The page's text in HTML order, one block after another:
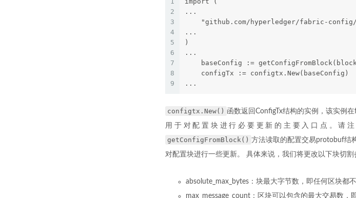
2
3
4
5
6
7
8
9
...
"github.com/hyperledger/fabric-
...
)
...
baseConfig :=
    configTx := configtx.New(baseConfig)
...
configtx.New() 函数返回ConfigTx结构的实例，该实例
用于对配置块进行必要更新的主要入口点。请
getConfigFromBlock() 方法读取的配置交易protobuf结
对配置块进行一些更新。 具体来说，我们将更改以下块切割
absolute_max_bytes：块最大字节数，即任何区块都
max_message_count：区块可以包含的最大交易数，